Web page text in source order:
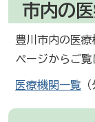
市内の
豊川市内の医療
ページからご覧
医療機関一覧